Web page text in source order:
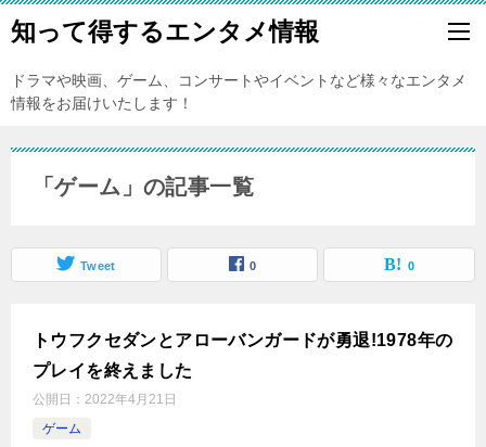
知って得するエンタメ情報
ドラマや映画、ゲーム、コンサートやイベントなど様々なエンタメ
情報をお届けいたします！
「ゲーム」の記事一覧
Tweet 0 0
トウフクセダンとアローバンガードが勇退!1978年の
プレイを終えました
公開日： 2022年4月21日
ゲーム